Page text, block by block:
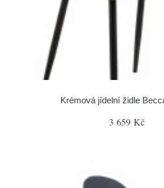
Krémová jídelní židle
3 659 Kč